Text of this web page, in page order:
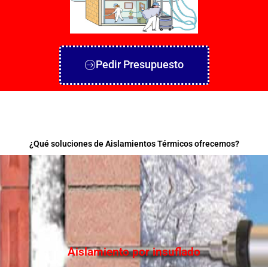
Pedir Presupuesto
¿Qué soluciones de Aislamientos Térmicos ofrecemos?
Aislamiento por insuflado